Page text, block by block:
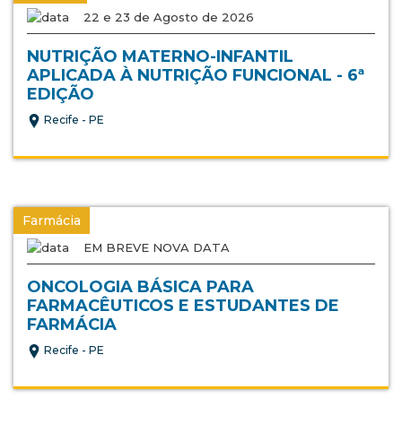
22 e 23 de Agosto de 2026
NUTRIÇÃO MATERNO-INFANTIL
APLICADA À NUTRIÇÃO FUNCIONAL - 6ª
EDIÇÃO
Recife - PE
Farmácia
EM BREVE NOVA DATA
ONCOLOGIA BÁSICA PARA
FARMACÊUTICOS E ESTUDANTES DE
FARMÁCIA
Recife - PE